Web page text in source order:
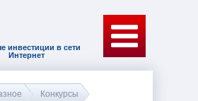
инвестиции в сети
Интернет
Конкурсы